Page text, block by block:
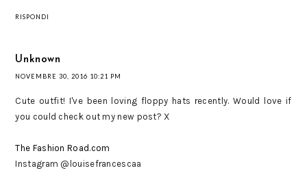
RISPONDI
Unknown
NOVEMBRE 30, 2016 10:21 PM
Cute outfit! I've been loving floppy hats recently. Would love if
you could check out my new post? X
The Fashion Road.com
Instagram @louisefrancescaa